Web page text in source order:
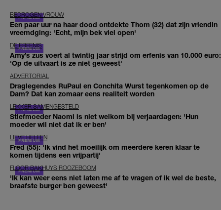
BEDROGEN VROUW
Een paar uur na haar dood ontdekte Thom (32) dat zijn vriendin
vreemdging: 'Echt, mijn bek viel open'
DE ERFENIS
Amy’s zus voert al twintig jaar strijd om erfenis van 10.000 euro:
'Op de uitvaart is ze niet geweest'
ADVERTORIAL
Draglegendes RuPaul en Conchita Wurst tegenkomen op de
Dam? Dat kan zomaar eens realiteit worden
LEKKER SAMENGESTELD
Stiefmoeder Naomi is niet welkom bij verjaardagen: 'Hun
moeder wil niet dat ik er ben'
LIEVE HELEEN
Fred (55): 'Ik vind het moeilijk om meerdere keren klaar te
komen tijdens een vrijpartij'
FLOOR BAKHUYS ROOZEBOOM
'Ik kan weer eens niet laten me af te vragen of ik wel de beste,
braafste burger ben geweest'